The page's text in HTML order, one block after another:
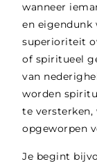
wanneer
en
superioriteit
of spiritueel
van
worden
te
opgeworpen
Je begint